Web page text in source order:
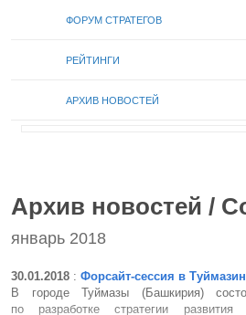
ФОРУМ СТРАТЕГОВ
РЕЙТИНГИ
АРХИВ НОВОСТЕЙ
Архив новостей /
январь 2018
30.01.2018 : Форсайт-сессия в
В городе Туймазы (Башкирия)
по разработке стратегии развития